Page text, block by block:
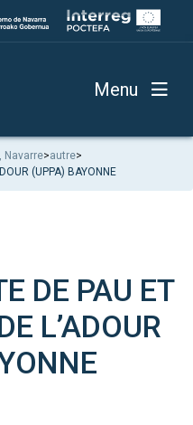
Menu
Navarre>autre>
(UPPA) BAYONNE
DE PAU ET
L’ADOUR